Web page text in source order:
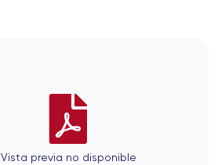
Vista previa no disponible